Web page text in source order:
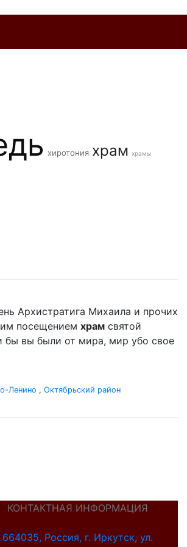
хиротония храм храмы
Архистратига Михаила и прочих
посещением храм святой
бы вы были от мира, мир убо свое
Ленино , Октябрьский район
КОНТАКТНАЯ ИНФОРМАЦИЯ
664035, Россия, г. Иркутск, ул.